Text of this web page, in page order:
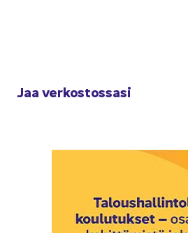
Jaa ver­kos­tos­sa­si